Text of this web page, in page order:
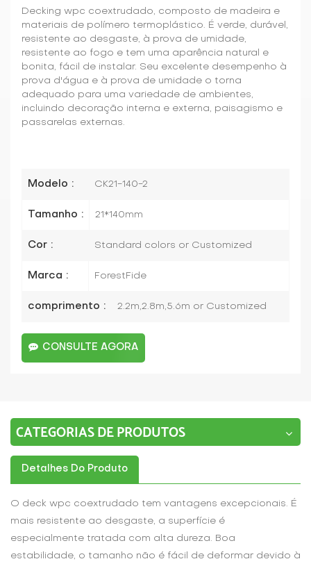
Decking wpc coextrudado, composto de madeira e
materiais de polímero termoplástico. É verde, durável,
resistente ao desgaste, à prova de umidade,
resistente ao fogo e tem uma aparência natural e
bonita, fácil de instalar. Seu excelente desempenho à
prova d'água e à prova de umidade o torna
adequado para uma variedade de ambientes,
incluindo decoração interna e externa, paisagismo e
passarelas externas.
Modelo : CK21-140-2
Tamanho : 21*140mm
Cor : Standard colors or Customized
Marca : ForestFide
comprimento : 2.2m,2.8m,5.6m or Customized
CONSULTE AGORA
CATEGORIAS DE PRODUTOS
Detalhes Do Produto
O deck wpc coextrudado tem vantagens excepcionais. É
mais resistente ao desgaste, a superfície é
especialmente tratada com alta dureza. Boa
estabilidade, o tamanho não é fácil de deformar devido à